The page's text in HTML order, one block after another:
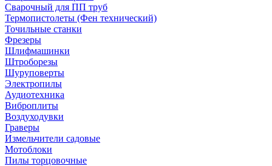
Сварочный для ПП труб
Термопистолеты (Фен технический)
Точильные станки
Фрезеры
Шлифмашинки
Штроборезы
Шуруповерты
Электропилы
Аудиотехника
Виброплиты
Воздуходувки
Граверы
Измельчители садовые
Мотоблоки
Пилы торцовочные